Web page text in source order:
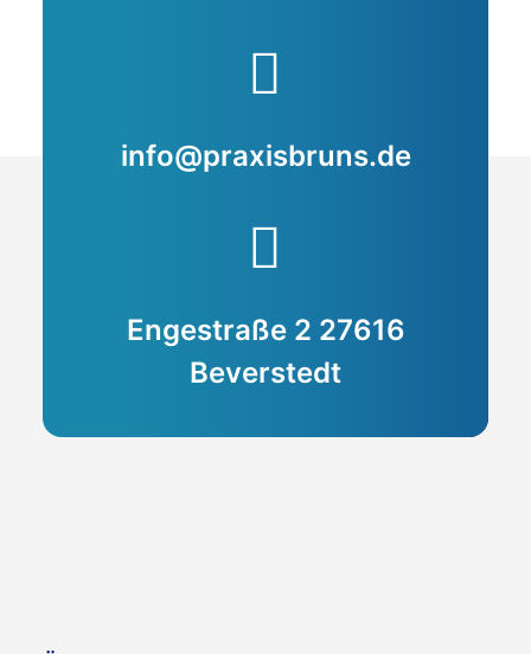
info@praxisbruns.de
Engestraße 2 27616
Beverstedt